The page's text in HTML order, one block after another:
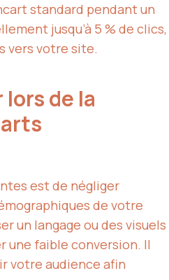
standard pendant un
jusqu’à 5 % de clics,
vers votre site.
de la
est de négliger
de votre
un langage ou des visuels
une faible conversion. Il
votre audience afin